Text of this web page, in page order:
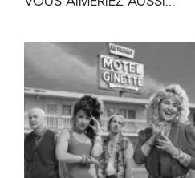
de Chauveron !
Mise en scène : Michel-
Adaptation : Emmanuel
Interprétation : Rémy
Normil, Marie-Ginette